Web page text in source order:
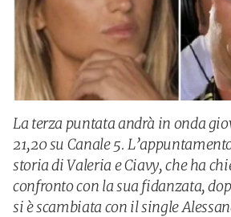
La terza puntata andrà in onda
21,20 su Canale 5.
storia di Valeria e Ciavy, che ha
confronto con la sua fidanzata,
si è scambiata con il single